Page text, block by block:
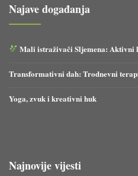
Najave događanja
Mali istraživači Sljemena: Aktivni
Transformativni dah: Trodnevni
Yoga, zvuk i kreativni huk
Najnovije vijesti